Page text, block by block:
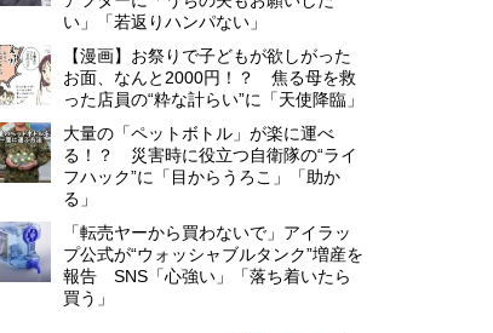
い」「若返りハンパない」
【漫画】お祭りで子どもが欲しがった
お面、なんと2000円！？ 焦る母を救
った店員の“粋な計らい”に「天使降臨」
大量の「ペットボトル」が楽に運べ
る！？ 災害時に役立つ自衛隊の“ライ
フハック”に「目からうろこ」「助か
る」
「転売ヤーから買わないで」アイラッ
プ公式が“ウォッシャブルタンク”増産を
報告 SNS「心強い」「落ち着いたら
買う」